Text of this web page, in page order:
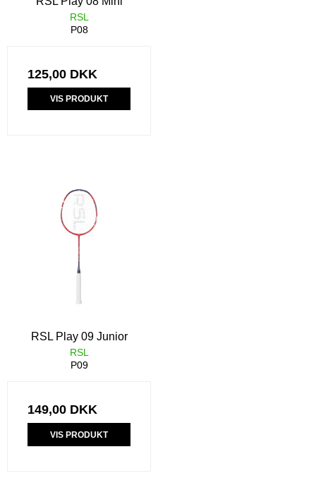
RSL
P08
125,00 DKK
VIS PRODUKT
RSL Play 09 Junior
RSL
P09
149,00 DKK
VIS PRODUKT